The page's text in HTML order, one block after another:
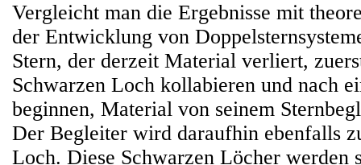
Vergleicht man die Ergebnisse mit
der Entwicklung von
Stern, der derzeit Material verliert,
Schwarzen Loch kollabieren und nach
beginnen, Material von seinem
Der Begleiter wird daraufhin ebenfalls
Loch. Diese Schwarzen Löcher werden